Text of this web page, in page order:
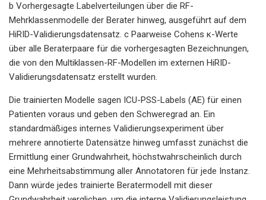
b Vorhergesagte Labelverteilungen über die RF-
Mehrklassenmodelle der Berater hinweg, ausgeführt auf dem
HiRID-Validierungsdatensatz. c Paarweise Cohens κ-Werte
über alle Beraterpaare für die vorhergesagten Bezeichnungen,
die von den Multiklassen-RF-Modellen im externen HiRID-
Validierungsdatensatz erstellt wurden.
Die trainierten Modelle sagen ICU-PSS-Labels (AE) für einen
Patienten voraus und geben den Schweregrad an. Ein
standardmäßiges internes Validierungsexperiment über
mehrere annotierte Datensätze hinweg umfasst zunächst die
Ermittlung einer Grundwahrheit, höchstwahrscheinlich durch
eine Mehrheitsabstimmung aller Annotatoren für jede Instanz.
Dann würde jedes trainierte Beratermodell mit dieser